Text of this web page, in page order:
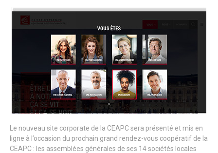
Le nouveau site corporate de la CEAPC sera présenté et mis en
ligne à l’occasion du prochain grand rendez-vous coopératif de la
CEAPC : les assemblées générales de ses 14 sociétés locales